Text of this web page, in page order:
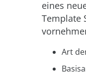
eines
Template
Art